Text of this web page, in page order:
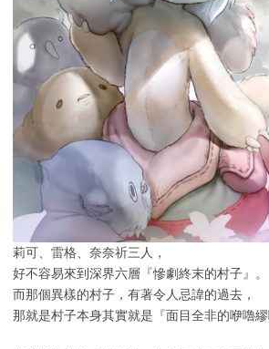
莉可、雷格、奈奈祈三人，
好不容易來到深界六層『慘劇終末的村子』。
而那個異樣的村子，有著令人忌諱的過去，
那就是村子本身其實就是『面目全非的咿嚕繆